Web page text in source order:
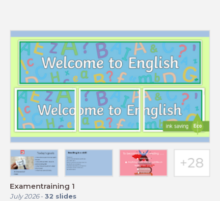
Examentraining 1
July 2026- 32 slides